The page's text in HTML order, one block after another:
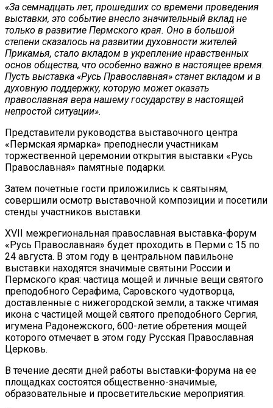
«За семнадцать лет, прошедших со времени проведения
выставки, это событие внесло значительный вклад не
только в развитие Пермского края. Оно в большой
степени сказалось на развитии духовности жителей
Прикамья, стало вкладом в укрепление нравственных
основ общества, что особенно важно в настоящее время.
Пусть выставка «Русь Православная» станет вкладом и в
духовную поддержку, которую может оказать
православная вера нашему государству в настоящей
непростой ситуации».
Представители руководства выставочного центра
«Пермская ярмарка» преподнесли участникам
торжественной церемонии открытия выставки «Русь
Православная» памятные подарки.
Затем почетные гости приложились к святыням,
совершили осмотр выставочной композиции и посетили
стенды участников выставки.
XVII межрегиональная православная выставка-форум
«Русь Православная» будет проходить в Перми с 15 по
24 августа. В этом году в центральном павильоне
выставки находятся значимые святыни России и
Пермского края: частица мощей и личные вещи святого
преподобного Серафима, Саровского чудотворца,
доставленные с нижегородской земли, а также чтимая
икона с частицей мощей святого преподобного Сергия,
игумена Радонежского, 600-летие обретения мощей
которого отмечает в этом году Русская Православная
Церковь.
В течение десяти дней работы выставки-форума на ее
площадках состоятся общественно-значимые,
образовательные и просветительские мероприятия.